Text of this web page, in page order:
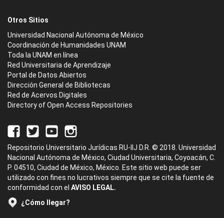
Otros Sitios
Universidad Nacional Autónoma de México
Coordinación de Humanidades UNAM
Toda la UNAM en línea
Red Universitaria de Aprendizaje
Portal de Datos Abiertos
Dirección General de Bibliotecas
Red de Acervos Digitales
Directory of Open Access Repositories
Repositorio Universitario Jurídicas RU-IIJ D.R. © 2018. Universidad
Nacional Autónoma de México, Ciudad Universitaria, Coyoacán, C.
P. 04510, Ciudad de México, México. Este sitio web puede ser
utilizado con fines no lucrativos siempre que se cite la fuente de
conformidad con el AVISO LEGAL.
¿Cómo llegar?